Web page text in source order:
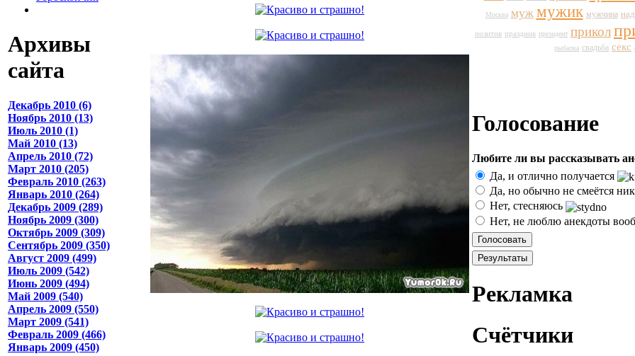
Архивы
сайта
Декабрь 2010 (6)
Ноябрь 2010 (13)
Июль 2010 (1)
Май 2010 (13)
Апрель 2010 (72)
Март 2010 (205)
Февраль 2010 (263)
Январь 2010 (264)
Декабрь 2009 (289)
Ноябрь 2009 (300)
Октябрь 2009 (309)
Сентябрь 2009 (350)
Август 2009 (499)
Июль 2009 (542)
Июнь 2009 (494)
Май 2009 (540)
Апрель 2009 (550)
Март 2009 (541)
Февраль 2009 (466)
Январь 2009 (450)
Москва муж мужик мужчина
позитив праздник президент прикол
рыбалка свадьба секс
Голосование
Любите ли вы рассказывать
Да, и отлично получается
Да, но обычно не смеётся
Нет, стесняюсь
Нет, не люблю анекдоты
Рекламка
Счётчики